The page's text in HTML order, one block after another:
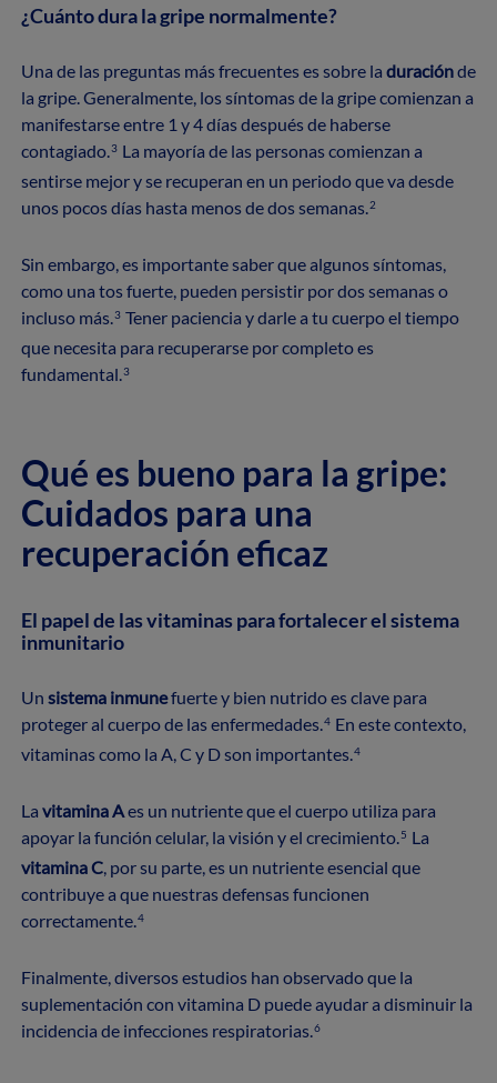
¿Cuánto dura la gripe normalmente?
Una de las preguntas más frecuentes es sobre la duraciónde
la gripe. Generalmente, los síntomas de la gripe comienzan a
manifestarse entre 1 y 4 días después de haberse
contagiado. 3 La mayoría de las personas comienzan a
sentirse mejor y se recuperan en un periodo que va desde
unos pocos días hasta menos de dos semanas. 2
Sin embargo, es importante saber que algunos síntomas,
como una tos fuerte, pueden persistir por dos semanas o
incluso más. 3 Tener paciencia y darle a tu cuerpo el tiempo
que necesita para recuperarse por completo es
fundamental. 3
Qué es bueno para la gripe:
Cuidados para una
recuperación eficaz
El papel de las vitaminas para fortalecer el sistema
inmunitario
Un sistema inmunefuerte y bien nutrido es clave para
proteger al cuerpo de las enfermedades. 4 En este contexto,
vitaminas como la A, C y D son importantes. 4
La vitamina Aes un nutriente que el cuerpo utiliza para
apoyar la función celular, la visión y el crecimiento. 5 La
vitamina C, por su parte, es un nutriente esencial que
contribuye a que nuestras defensas funcionen
correctamente. 4
Finalmente, diversos estudios han observado que la
suplementación con vitamina D puede ayudar a disminuir la
incidencia de infecciones respiratorias. 6